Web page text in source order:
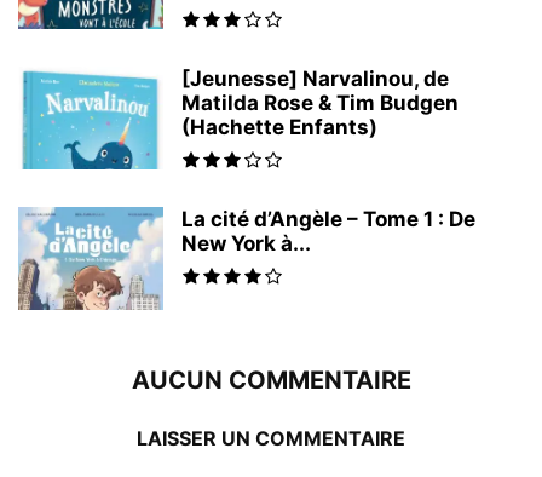
[Jeunesse] Narvalinou, de
Matilda Rose & Tim Budgen
(Hachette Enfants)
La cité d’Angèle – Tome 1 : De
New York à...
AUCUN COMMENTAIRE
LAISSER UN COMMENTAIRE